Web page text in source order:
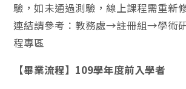
驗，如未通過測驗，線上課程需重新
連結請參考：教務處→註冊組→學術
程專區
【畢業流程】109學年度前入學者